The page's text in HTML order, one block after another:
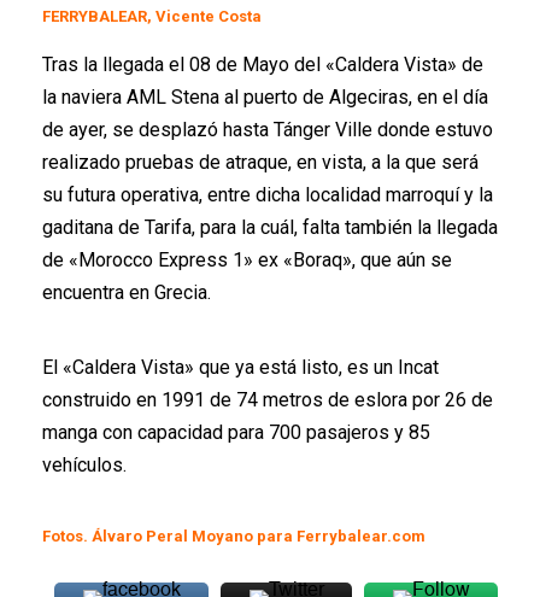
FERRYBALEAR, Vicente Costa
Tras la llegada el 08 de Mayo del «Caldera Vista» de
la naviera AML Stena al puerto de Algeciras, en el día
de ayer, se desplazó hasta Tánger Ville donde estuvo
realizado pruebas de atraque, en vista, a la que será
su futura operativa, entre dicha localidad marroquí y la
gaditana de Tarifa, para la cuál, falta también la llegada
de «Morocco Express 1» ex «Boraq», que aún se
encuentra en Grecia.
El «Caldera Vista» que ya está listo, es un Incat
construido en 1991 de 74 metros de eslora por 26 de
manga con capacidad para 700 pasajeros y 85
vehículos.
Fotos. Álvaro Peral Moyano para Ferrybalear.com